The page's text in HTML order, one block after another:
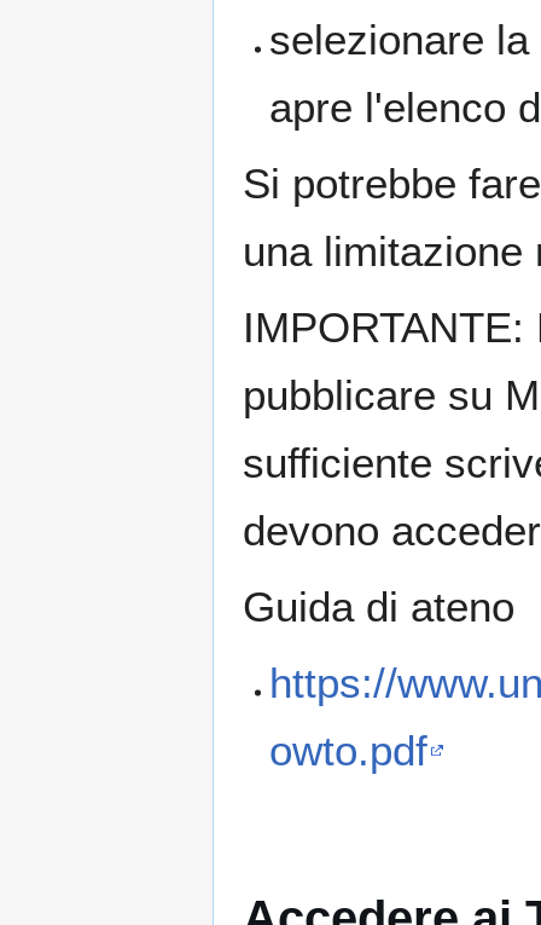
selezionare
apre l'elenco
Si potrebbe
una limitazione
pubblicare su
sufficiente
devono
Guida di ateno
https://
owto.pdf